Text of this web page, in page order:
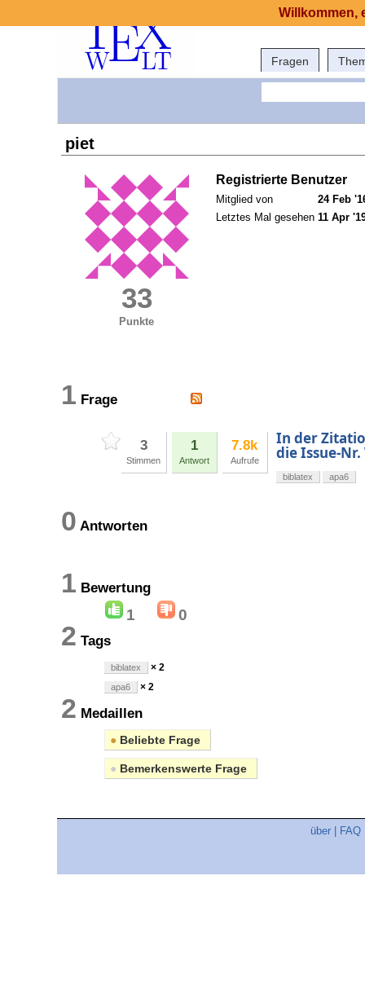
Fragen
piet
33
Punkte
Registrierte Benutzer
Mitglied von
24 Feb
Letztes Mal gesehen 11 Apr
1 Frage
3
Stimmen
1
Antwort
7.8k
Aufrufe
In der
die Issue-
biblatex apa6
0 Antworten
1 Bewertung
1 0
2 Tags
biblatex × 2
apa6 × 2
2 Medaillen
● Beliebte Frage
● Bemerkenswerte Frage
über FAQ
Willkommen,